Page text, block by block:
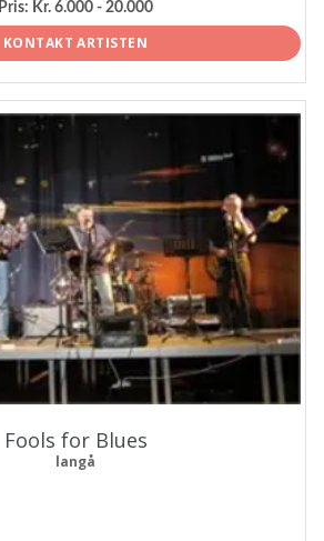
Pris: Kr. 6.000 - 20.000
KONTAKT ARTISTEN
Fools for Blues
langå